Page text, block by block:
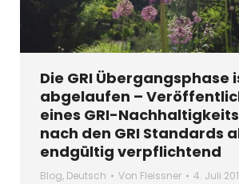
Die GRI Übergangsphase
abgelaufen –
eines GRI-
nach den GRI Standards
endgültig verpflichtend
Blog, Deutsch Von Fleissner 4. Juli